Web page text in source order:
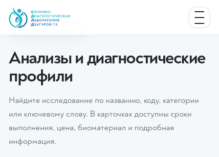
Главная Анализы
Анализы и диагностические
профили
Найдите исследование по названию, коду, категории
или ключевому слову. В карточках доступны сроки
выполнения, цена, биоматериал и подробная
информация.